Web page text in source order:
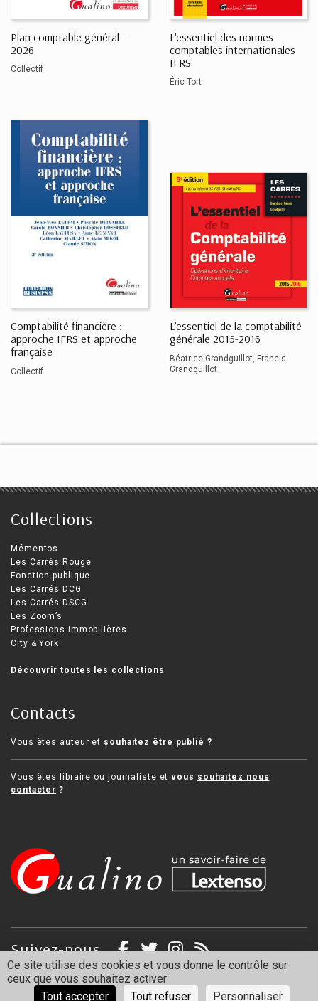
Plan comptable général -
2026
Collectif
L'essentiel des normes
comptables internationales
IFRS
Éric Tort
Comptabilité financière :
approche IFRS et approche
française
Collectif
L'essentiel de la comptabilité
générale 2015-2016
Béatrice Grandguillot Francis
Grandguillot
Collections
Mémentos
Les Carrés Rouge
Fonction publique
Les Carrés DCG
Les Carrés DSCG
Les Zoom’s
Professions immobilières
City & York
Découvrir toutes les collections
Contacts
Vous êtes auteur et souhaitez être publié ?
Vous êtes libraire ou journaliste etvous souhaitez nous
contacter ?
Suivez-nous
Mentions légales Politique de confidentialité
Ce site utilise des cookies et vous donne le contrôle sur
ceux que vous souhaitez activer
Tout accepter
Tout refuser Personnaliser